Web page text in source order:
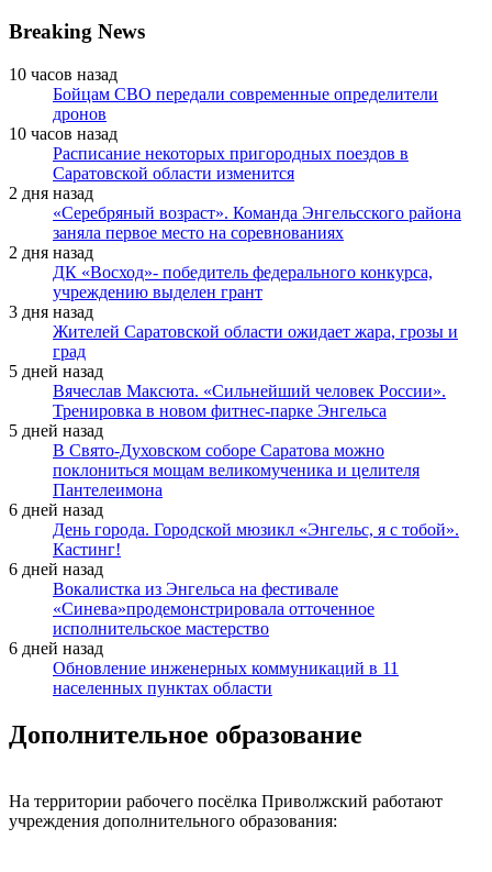
Breaking News
10 часов назад
Бойцам СВО передали современные определители
дронов
10 часов назад
Расписание некоторых пригородных поездов в
Саратовской области изменится
2 дня назад
«Серебряный возраст». Команда Энгельсского района
заняла первое место на соревнованиях
2 дня назад
ДК «Восход»- победитель федерального конкурса,
учреждению выделен грант
3 дня назад
Жителей Саратовской области ожидает жара, грозы и
град
5 дней назад
Вячеслав Максюта. «Сильнейший человек России».
Тренировка в новом фитнес-парке Энгельса
5 дней назад
В Свято-Духовском соборе Саратова можно
поклониться мощам великомученика и целителя
Пантелеимона
6 дней назад
День города. Городской мюзикл «Энгельс, я с тобой».
Кастинг!
6 дней назад
Вокалистка из Энгельса на фестивале
«Синева»продемонстрировала отточенное
исполнительское мастерство
6 дней назад
Обновление инженерных коммуникаций в 11
населенных пунктах области
Дополнительное образование
На территории рабочего посёлка Приволжский работают
учреждения дополнительного образования: